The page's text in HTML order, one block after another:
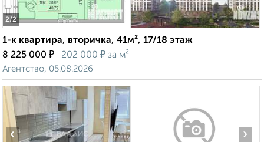
2/2
1-к квартира, вторичка, 41м², 17/18 этаж
8 225 000 ₽ 202 000 ₽ за м²
Агентство, 05.08.2026
‹ ›